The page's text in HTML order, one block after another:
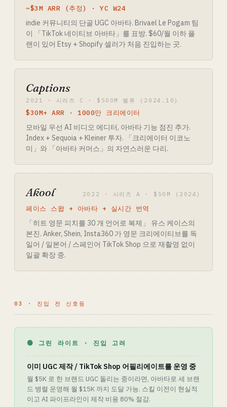
~$3M ARR (추정) · YC W24
indie 커뮤니티의 단골 UGC 아바타. Brivael Le Pogam 팀
이 「TikTok 네이티브 아바타」를 표방. $60/월 이하 플
랜이 있어 Etsy + Shopify 셀러가 처음 진입하는 곳.
Captions
2021 · 시리즈 C · $500M 밸류 (2024.10)
$30M+ ARR · 1000만 크리에이터
모바일 우선 AI 비디오 에디터, 아바타 기능 점진 추가.
Index + Sequoia + Kleiner 투자. 「크리에이터 이코노
미」와 「아바타 커머스」의 자연스러운 다리.
Akool 2022 · 시리즈 A · $50M (2024)
페이스 스왑 + 아바타 + 실시간 번역
「히트 영문 피치를 30 개 언어로 복제」 유스 케이스의
본진. Anker, Shein, Insta360 가 영문 크리에이티브를 독
일어 / 일본어 / 스페인어 TikTok Shop 으로 재촬영 없이
일괄 확장 중.
03 · 진입 전 신호등
🟢 그린 라이트 · 진입 고려
이미 UGC 제작 / TikTok Shop 어필리에이트를 운영 중
월 $5K 로 한 브랜드 UGC 돌리는 중이라면, 아바타로 세 브랜
드 병렬 운영해 월 $15K 까지 도달 가능. 스킬 이전이 현실적
이고 AI 파이프라인이 제작 비용 80% 절감.